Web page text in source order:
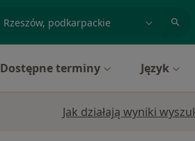
miasto lub dzielnica
Dostępne terminy Język
Jak działają wyniki